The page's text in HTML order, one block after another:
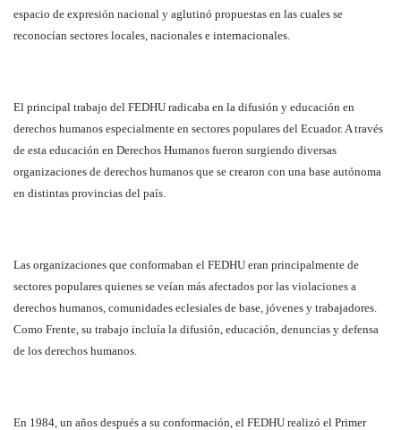
espacio de expresión nacional y aglutinó propuestas en las cuales se
reconocían sectores locales, nacionales e internacionales.
El principal trabajo del FEDHU radicaba en la difusión y educación en
derechos humanos especialmente en sectores populares del Ecuador. A través
de esta educación en Derechos Humanos fueron surgiendo diversas
organizaciones de derechos humanos que se crearon con una base autónoma
en distintas provincias del país.
Las organizaciones que conformaban el FEDHU eran principalmente de
sectores populares quienes se veían más afectados por las violaciones a
derechos humanos, comunidades eclesiales de base, jóvenes y trabajadores.
Como Frente, su trabajo incluía la difusión, educación, denuncias y defensa
de los derechos humanos.
En 1984, un años después a su conformación, el FEDHU realizó el Primer